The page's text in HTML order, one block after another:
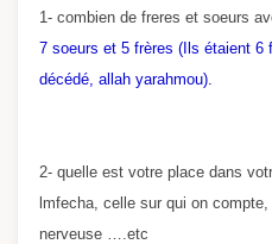
1- combien de freres et soeurs
7 soeurs et 5 frères (Ils étaient 6
décédé, allah yarahmou).
2- quelle est votre place dans
lmfecha, celle sur qui on
nerveuse ….etc